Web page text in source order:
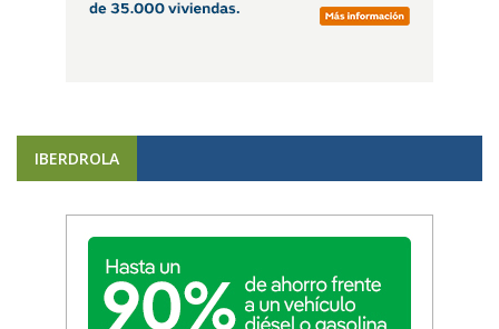
IBERDROLA